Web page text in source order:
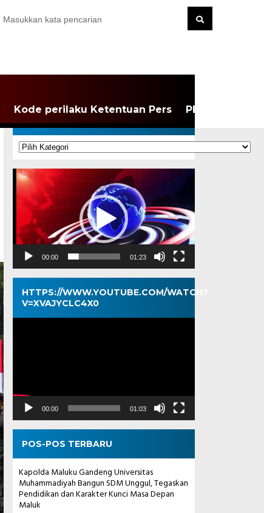
Kode perilaku Ketentuan Pers PEDOMAN
KATEGORI
Kategori
Pemutar
Video
00:00 01:23
HTTPS://WWW.YOUTUBE.COM/WATCH?
V=XVAJYCLC4X0
Pemutar
00:00 01:03
POS-POS TERBARU
Kapolda Maluku Gandeng Universitas
Muhammadiyah Bangun SDM Unggul, Tegaskan
Pendidikan dan Karakter Kunci Masa Depan
Maluk